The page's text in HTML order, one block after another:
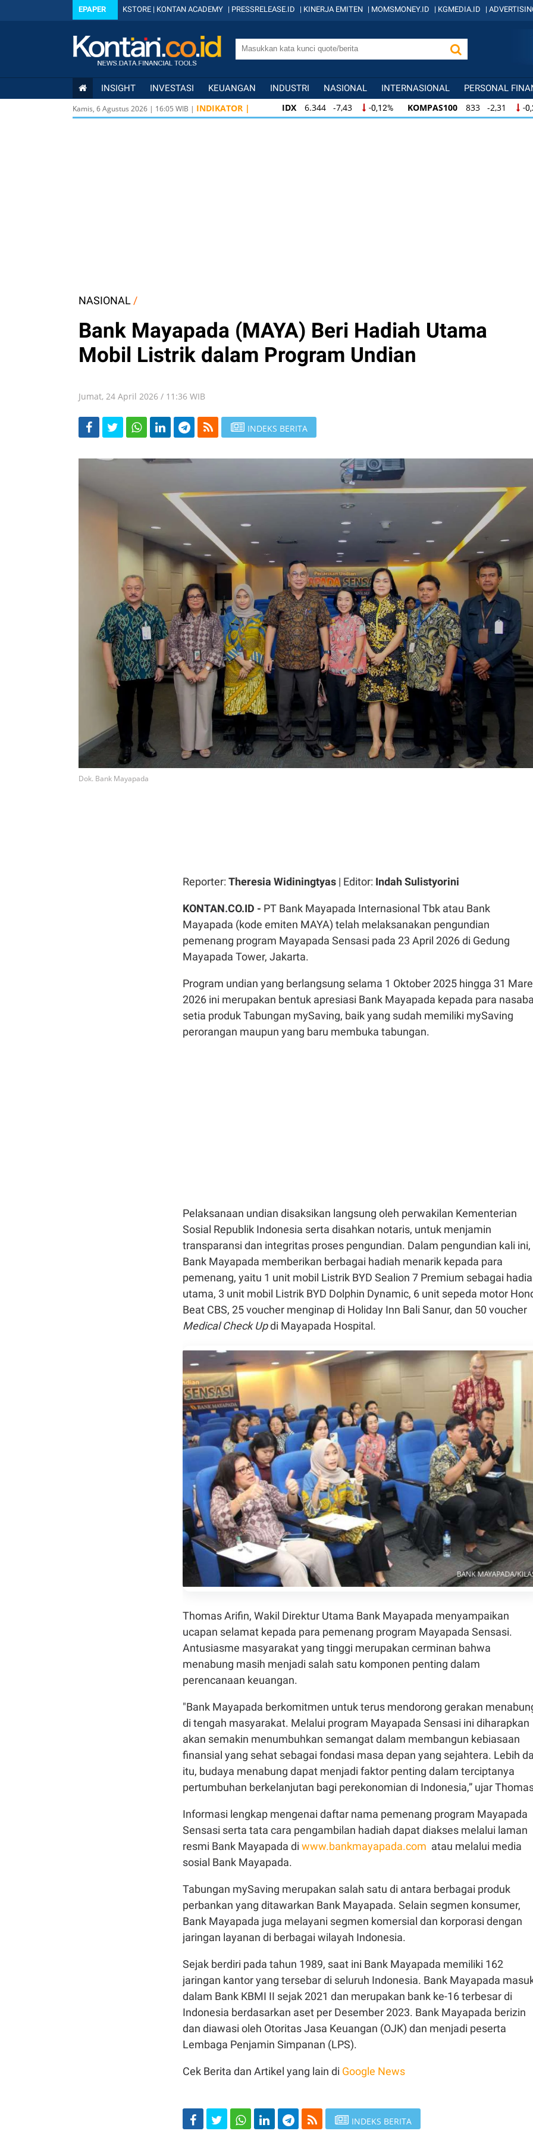
EPAPER KSTORE | KONTAN ACADEMY | PRESSRELEASE.ID | KINERJA EMITEN | MOMSMONEY.ID | KGMEDIA.ID |
INSIGHT INVESTASI KEUANGAN INDUSTRI NASIONAL INTERNASIONAL PERSONAL
Kamis, 6 Agustus 2026 | 16:05 WIB | INDIKATOR | IDX 6.344 -7,43 -0,12% KOMPAS100 833 -2,31 -
IDX 6.344 -7,43 -0,12% KOMPAS100 833 -2,31 -
NASIONAL /
Bank Mayapada (MAYA) Beri Hadiah Utama
Mobil Listrik dalam Program Undian
Jumat, 24 April 2026 / 11:36 WIB
INDEKS BERITA
Dok. Bank Mayapada
Reporter: Theresia Widiningtyas | Editor: Indah Sulistyorini
KONTAN.CO.ID - PT Bank Mayapada Internasional Tbk atau Bank
Mayapada (kode emiten MAYA) telah melaksanakan pengundian
pemenang program Mayapada Sensasi pada 23 April 2026 di Gedung
Mayapada Tower, Jakarta.
Program undian yang berlangsung selama 1 Oktober 2025 hingga 31
2026 ini merupakan bentuk apresiasi Bank Mayapada kepada para
setia produk Tabungan mySaving, baik yang sudah memiliki mySaving
perorangan maupun yang baru membuka tabungan.
Pelaksanaan undian disaksikan langsung oleh perwakilan Kementerian
Sosial Republik Indonesia serta disahkan notaris, untuk menjamin
transparansi dan integritas proses pengundian. Dalam pengundian kali ini,
Bank Mayapada memberikan berbagai hadiah menarik kepada para
pemenang, yaitu 1 unit mobil Listrik BYD Sealion 7 Premium sebagai
utama, 3 unit mobil Listrik BYD Dolphin Dynamic, 6 unit sepeda motor
Beat CBS, 25 voucher menginap di Holiday Inn Bali Sanur, dan 50 voucher
Medical Check Updi Mayapada Hospital.
Thomas Arifin, Wakil Direktur Utama Bank Mayapada menyampaikan
ucapan selamat kepada para pemenang program Mayapada Sensasi.
Antusiasme masyarakat yang tinggi merupakan cerminan bahwa
menabung masih menjadi salah satu komponen penting dalam
perencanaan keuangan.
"Bank Mayapada berkomitmen untuk terus mendorong gerakan
di tengah masyarakat. Melalui program Mayapada Sensasi ini diharapkan
akan semakin menumbuhkan semangat dalam membangun kebiasaan
finansial yang sehat sebagai fondasi masa depan yang sejahtera. Lebih
itu, budaya menabung dapat menjadi faktor penting dalam terciptanya
pertumbuhan berkelanjutan bagi perekonomian di Indonesia,” ujar
Informasi lengkap mengenai daftar nama pemenang program Mayapada
Sensasi serta tata cara pengambilan hadiah dapat diakses melalui laman
resmi Bank Mayapada di www.bankmayapada.com atau melalui media
sosial Bank Mayapada.
Tabungan mySaving merupakan salah satu di antara berbagai produk
perbankan yang ditawarkan Bank Mayapada. Selain segmen konsumer,
Bank Mayapada juga melayani segmen komersial dan korporasi dengan
jaringan layanan di berbagai wilayah Indonesia.
Sejak berdiri pada tahun 1989, saat ini Bank Mayapada memiliki 162
jaringan kantor yang tersebar di seluruh Indonesia. Bank Mayapada
dalam Bank KBMI II sejak 2021 dan merupakan bank ke-16 terbesar di
Indonesia berdasarkan aset per Desember 2023. Bank Mayapada berizin
dan diawasi oleh Otoritas Jasa Keuangan (OJK) dan menjadi peserta
Lembaga Penjamin Simpanan (LPS).
Cek Berita dan Artikel yang lain di Google News
INDEKS BERITA